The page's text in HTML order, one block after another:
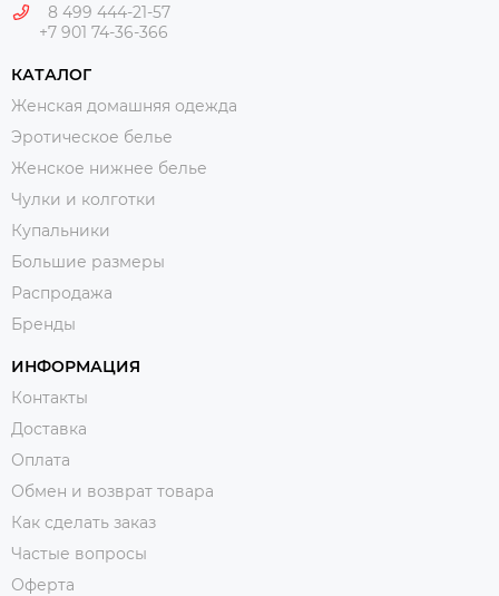
8 499 444-21-57
+7 901 74-36-366
КАТАЛОГ
Женская домашняя одежда
Эротическое белье
Женское нижнее белье
Чулки и колготки
Купальники
Большие размеры
Распродажа
Бренды
ИНФОРМАЦИЯ
Контакты
Доставка
Оплата
Обмен и возврат товара
Как сделать заказ
Частые вопросы
Оферта